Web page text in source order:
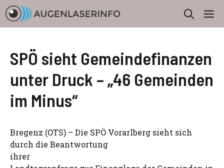
Zum
Inhalt
springen
SPÖ sieht Gemeindefinanzen
unter Druck – „46 Gemeinden
im Minus“
Bregenz (OTS) – Die SPÖ Vorarlberg sieht sich
durch die Beantwortung
ihrer